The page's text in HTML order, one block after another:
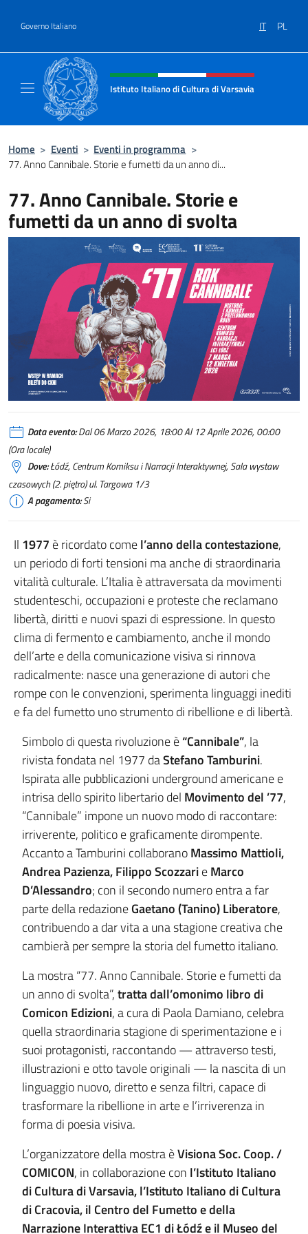
Governo Italiano IT PL
Intestazione sito, social e menù
Istituto Italiano di Cultura di Varsavia
Home > Eventi > Eventi in programma >
77. Anno Cannibale. Storie e fumetti da un anno di...
77. Anno Cannibale. Storie e
fumetti da un anno di svolta
Data evento:Dal 06 Marzo 2026, 18:00 Al 12 Aprile 2026, 00:00
(Ora locale)
Dove:Łódź, Centrum Komiksu i Narracji Interaktywnej, Sala wystaw
czasowych (2. piętro) ul. Targowa 1/3
A pagamento:Si
Il 1977 è ricordato comel’anno della contestazione,
un periodo di forti tensioni ma anche di straordinaria
vitalità culturale. L’Italia è attraversata da movimenti
studenteschi, occupazioni e proteste che reclamano
libertà, diritti e nuovi spazi di espressione. In questo
clima di fermento e cambiamento, anche il mondo
dell’arte e della comunicazione visiva si rinnova
radicalmente: nasce una generazione di autori che
rompe con le convenzioni, sperimenta linguaggi inediti
e fa del fumetto uno strumento di ribellione e di libertà.
Simbolo di questa rivoluzione è“Cannibale”, la
rivista fondata nel 1977 daStefano Tamburini.
Ispirata alle pubblicazioni underground americane e
intrisa dello spirito libertario del Movimento del ’77,
“Cannibale” impone un nuovo modo di raccontare:
irriverente, politico e graficamente dirompente.
Accanto a Tamburini collaboranoMassimo Mattioli,
Andrea Pazienza, Filippo ScozzarieMarco
D’Alessandro; con il secondo numero entra a far
parte della redazioneGaetano (Tanino) Liberatore,
contribuendo a dar vita a una stagione creativa che
cambierà per sempre la storia del fumetto italiano.
La mostra “77. Anno Cannibale. Storie e fumetti da
un anno di svolta”,tratta dall’omonimo libro di
Comicon Edizioni, a cura di Paola Damiano, celebra
quella straordinaria stagione di sperimentazione e i
suoi protagonisti, raccontando — attraverso testi,
illustrazioni e otto tavole originali — la nascita di un
linguaggio nuovo, diretto e senza filtri, capace di
trasformare la ribellione in arte e l’irriverenza in
forma di poesia visiva.
L’organizzatore della mostra èVisiona Soc. Coop. /
COMICON, in collaborazione con l’Istituto Italiano
di Cultura di Varsavia, l’Istituto Italiano di Cultura
di Cracovia, il Centro del Fumetto e della
Narrazione Interattiva EC1 di Łódź e il Museo del